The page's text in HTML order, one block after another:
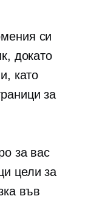
си
докато
като
за
за вас
цели за
във